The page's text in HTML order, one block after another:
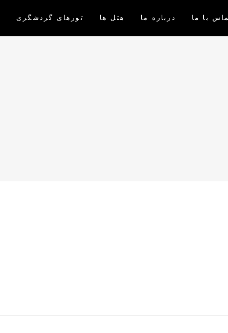
تورهای گردشگری هتل ها درباره ما با ما